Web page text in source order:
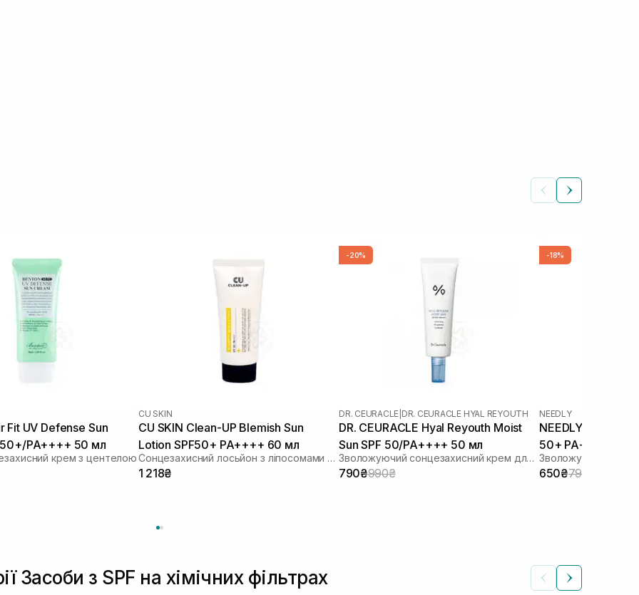
Fit UV Defense Sun
50+/PA++++ 50 мл
крем з центелою
CU SKIN
CU SKIN Clean-UP Blemish Sun
Lotion SPF50+ PA++++ 60 мл
Сонцезахисний лосьйон з ліпосомами на стабільних фільтрах
1 218₴
-20%
DR. CEURACLE DR. CEURACLE HYAL REYOUTH
DR. CEURACLE Hyal Reyouth Moist
Sun SPF 50/PA++++ 50 мл
Зволожуючий сонцезахисний крем для обличчя з гіалуроновою кислотою
790₴990₴
-18%
NEEDLY
NEEDLY Vegan
50+ PA++++ 50
650₴790₴
Засоби з SPF на хімічних фільтрах